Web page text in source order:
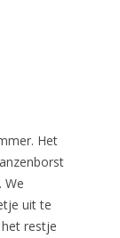
Het
We
uit te
restje